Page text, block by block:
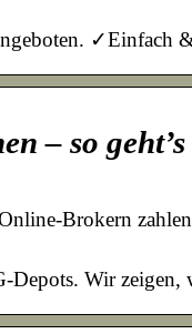
✓Einfach
– so
Brokern
Wir zeigen,